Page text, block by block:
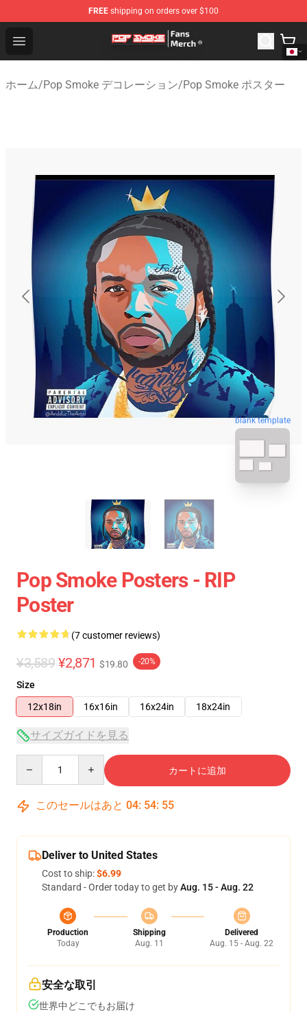
FREE shipping on orders over $100
Open menu
Pop Smoke Store - Official Pop Smoke Merchandise
ホーム/Pop Smoke デコレーション/Pop Smoke ポスター
blank template
Pop Smoke Posters - RIP
Poster
(7 customer reviews)
¥3,589 ¥2,871 $19.80 -20%
Size
12x18in
16x16in 16x24in 18x24in
サイズガイドを見る
カートに追加
このセールはあと 04: 54: 54
Deliver to United States
Cost to ship:$6.99
Standard - Order today to get byAug. 15 - Aug. 22
Production
Today
Shipping
Aug. 11
Delivered
Aug. 15 - Aug. 22
安全な取引
世界中どこでもお届け